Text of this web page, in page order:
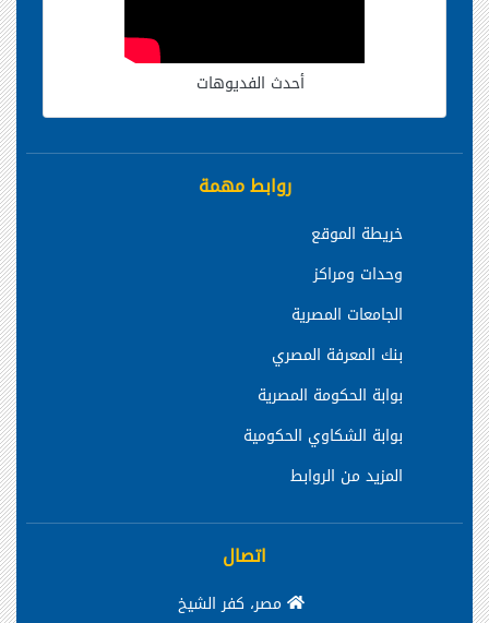
أحدث الفديوهات
روابط مهمة
خريطة الموقع
وحدات ومراكز
الجامعات المصرية
بنك المعرفة المصري
بوابة الحكومة المصرية
بوابة الشكاوي الحكومية
المزيد من الروابط
اتصال
مصر، كفر الشيخ